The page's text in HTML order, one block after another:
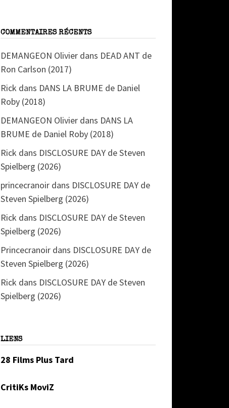
COMMENTAIRES RÉCENTS
DEMANGEON Olivier dans DEAD ANT de
Ron Carlson (2017)
Rick dans DANS LA BRUME de Daniel
Roby (2018)
DEMANGEON Olivier dans DANS LA
BRUME de Daniel Roby (2018)
Rick dans DISCLOSURE DAY de Steven
Spielberg (2026)
princecranoir dans DISCLOSURE DAY de
Steven Spielberg (2026)
Rick dans DISCLOSURE DAY de Steven
Spielberg (2026)
Princecranoir dans DISCLOSURE DAY de
Steven Spielberg (2026)
Rick dans DISCLOSURE DAY de Steven
Spielberg (2026)
LIENS
28 Films Plus Tard
CritiKs MoviZ